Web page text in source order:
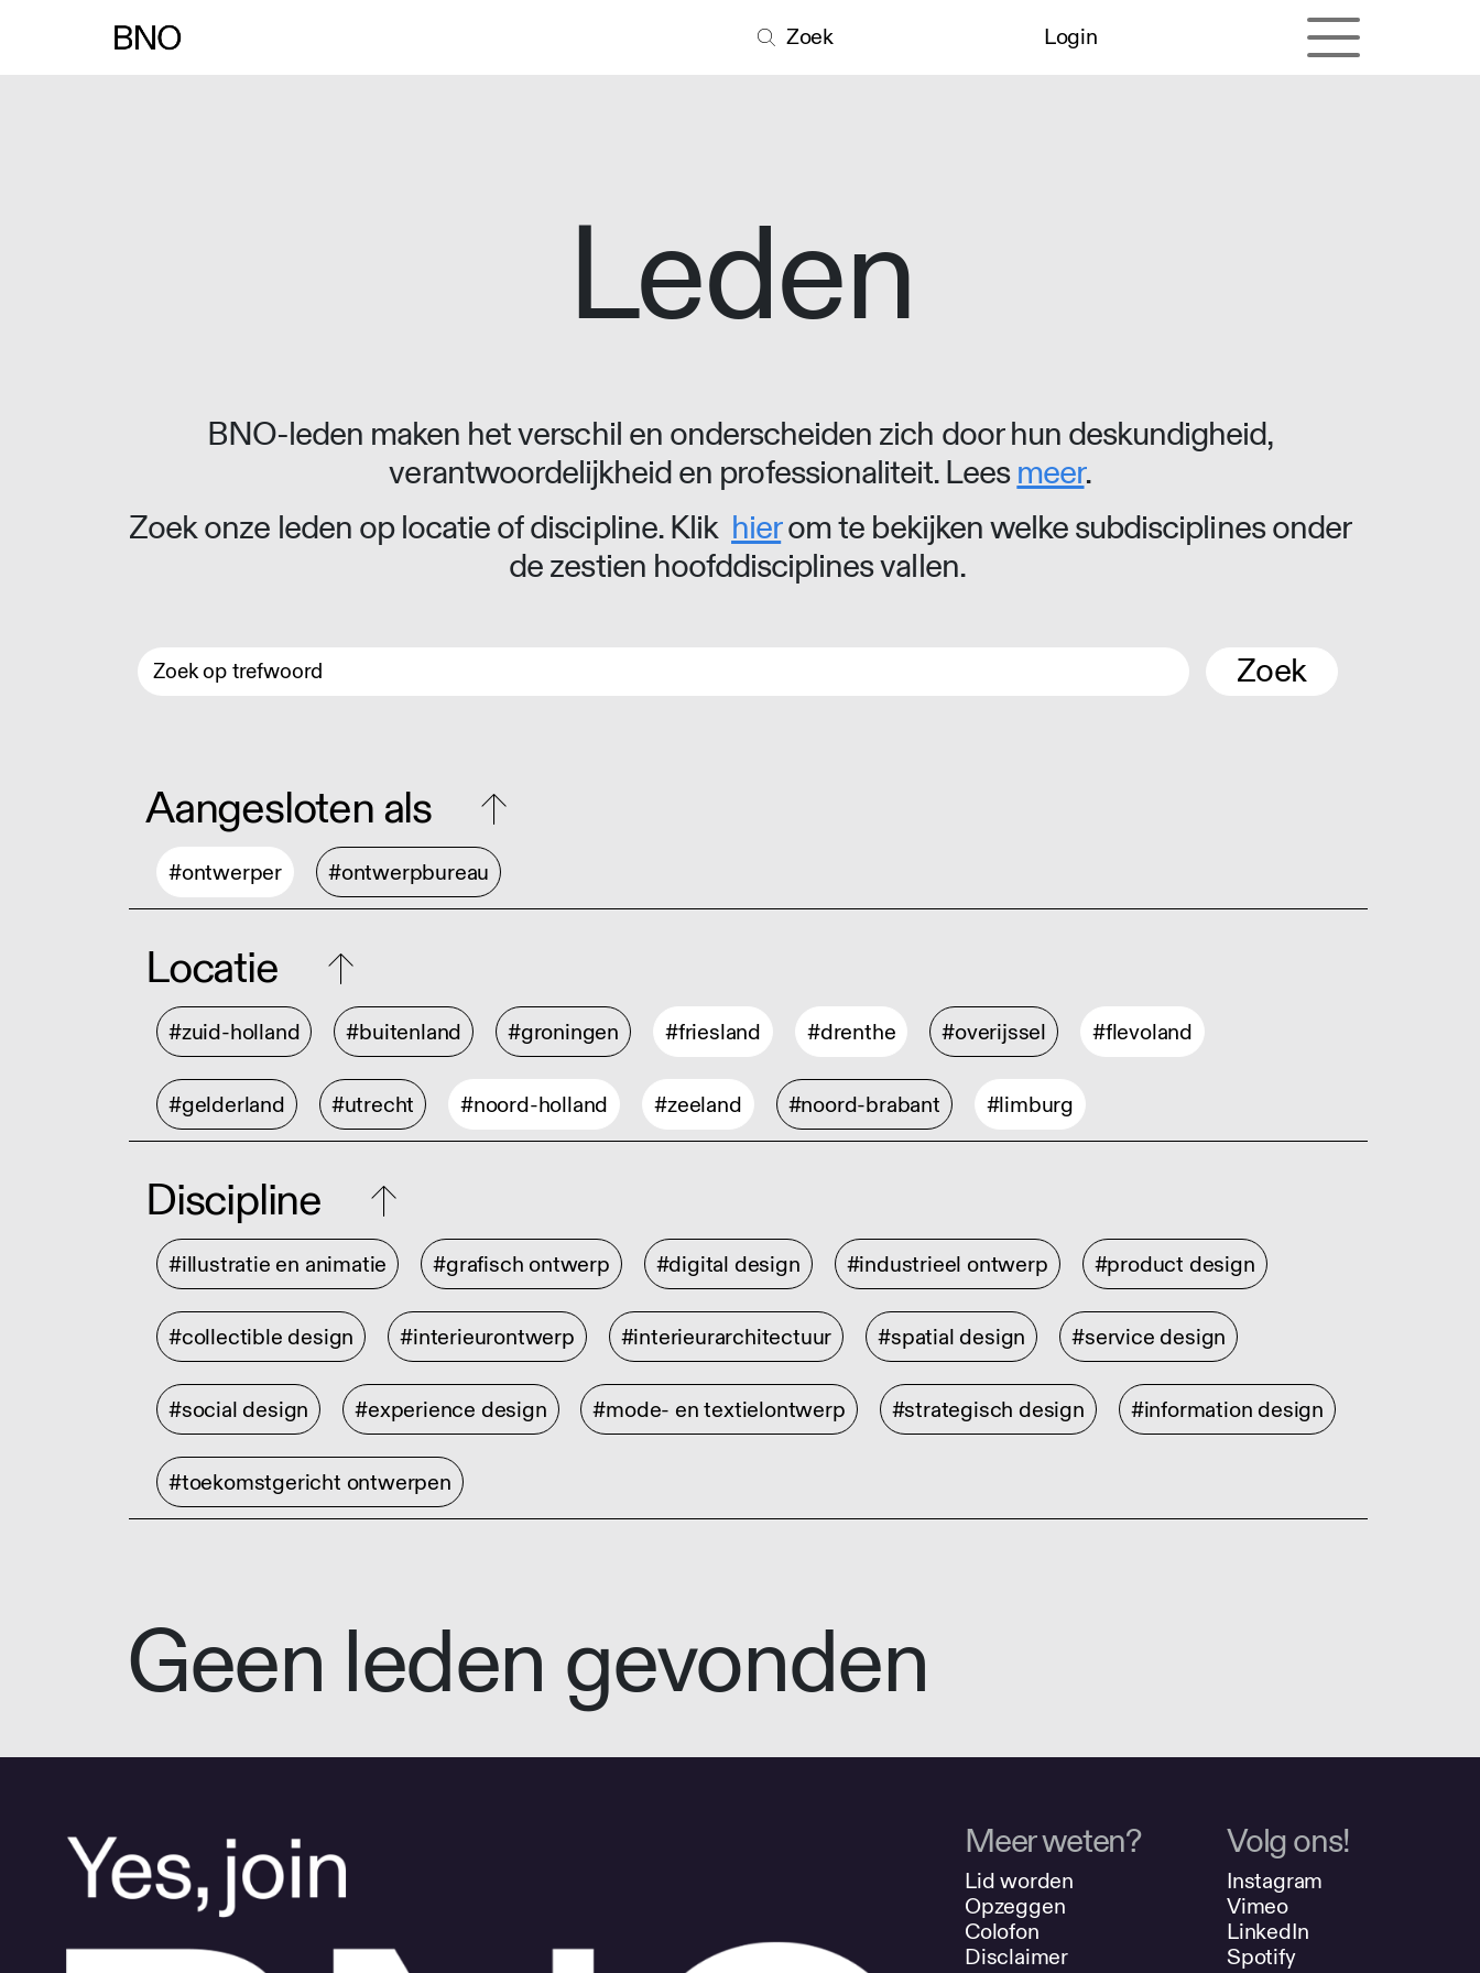
Zoek Login
Leden
BNO-leden maken het verschil en onderscheiden zich door hun deskundigheid,
verantwoordelijkheid en professionaliteit. Leesmeer.
Zoek onze leden op locatie of discipline. Klik hierom te bekijken welke subdisciplines onder
de zestien hoofddisciplines vallen.
Zoek
Aangesloten als
#ontwerper #ontwerpbureau
Locatie
#zuid-holland #buitenland #groningen #friesland #drenthe #overijssel #flevoland
#gelderland #utrecht #noord-holland #zeeland #noord-brabant #limburg
Discipline
#illustratie en animatie #grafisch ontwerp #digital design #industrieel ontwerp #product design
#collectible design #interieurontwerp #interieurarchitectuur #spatial design #service design
#social design #experience design #mode- en textielontwerp #strategisch design #information design
#toekomstgericht ontwerpen
Geen leden gevonden
Meer weten?
Lid worden
Opzeggen
Colofon
Disclaimer
Volg ons!
Instagram
Vimeo
LinkedIn
Spotify